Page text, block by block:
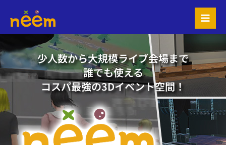
キ
ッ
プ
少人数から大規模ライブ会場まで
誰でも使える
コスパ最強の3Dイベント空間！